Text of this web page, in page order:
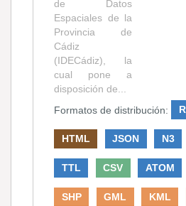
de Datos
Espaciales de la
Provincia de
Cádiz
(IDECádiz), la
cual pone a
disposición de...
Formatos de distribución:
HTML JSON N3
TTL CSV ATOM
SHP GML KML